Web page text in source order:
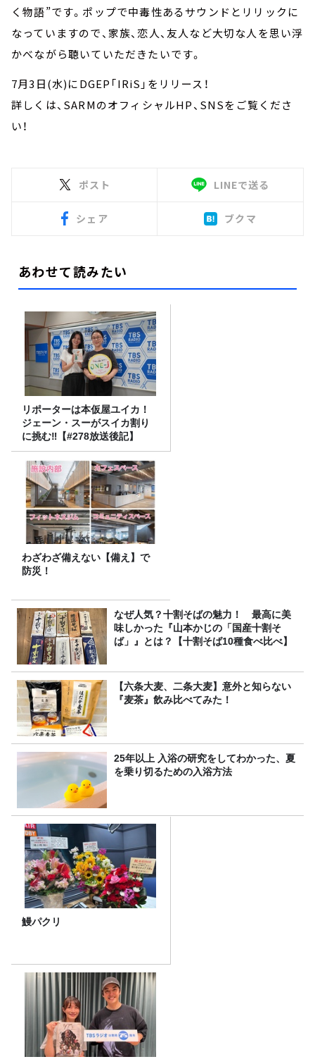
く物語”です。ポップで中毒性あるサウンドとリリックに
なっていますので、家族、恋人、友人など大切な人を思い浮
かべながら聴いていただきたいです。
7月3日(水)にDGEP「IRiS」をリリース！
詳しくは、SARMのオフィシャルHP、SNSをご覧くださ
い！
ポスト LINEで送る
シェア ブクマ
あわせて読みたい
リポーターは本仮屋ユイカ！
ジェーン・スーがスイカ割り
に挑む‼【#278放送後記】
わざわざ備えない【備え】で
防災！
なぜ人気？十割そばの魅力！ 最高に美
味しかった『山本かじの「国産十割そ
ば」』とは？【十割そば10種食べ比べ】
【六条大麦、二条大麦】意外と知らない
『麦茶』飲み比べてみた！
25年以上 入浴の研究をしてわかった、夏
を乗り切るための入浴方法
鰻パクリ